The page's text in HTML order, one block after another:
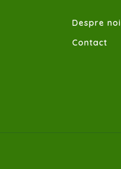
Despre noi
Contact